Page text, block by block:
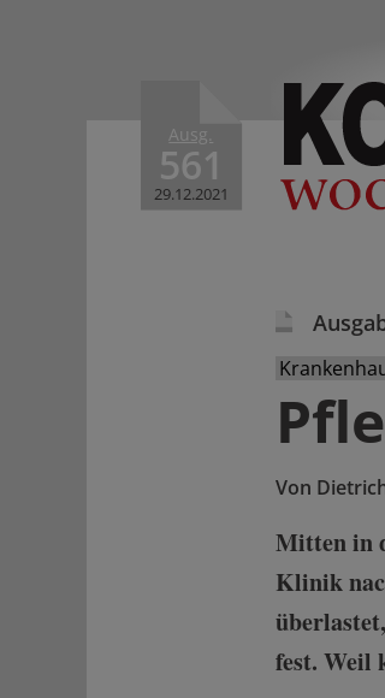
Ausg.
561
29.12.2021
Von
Mitten in
Klinik
fest. Weil